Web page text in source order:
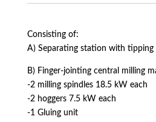
Consisting of:
A) Separating station with tipping
B) Finger-jointing central milling
-2 milling spindles 18.5 kW each
-2 hoggers 7.5 kW each
-1 Gluing unit